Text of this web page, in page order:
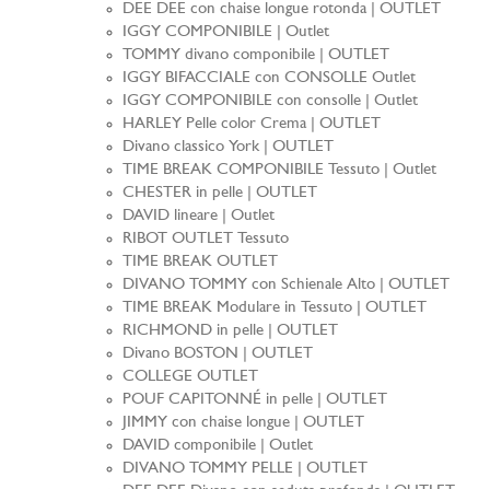
DEE DEE con chaise longue rotonda | OUTLET
IGGY COMPONIBILE | Outlet
TOMMY divano componibile | OUTLET
IGGY BIFACCIALE con CONSOLLE Outlet
IGGY COMPONIBILE con consolle | Outlet
HARLEY Pelle color Crema | OUTLET
Divano classico York | OUTLET
TIME BREAK COMPONIBILE Tessuto | Outlet
CHESTER in pelle | OUTLET
DAVID lineare | Outlet
RIBOT OUTLET Tessuto
TIME BREAK OUTLET
DIVANO TOMMY con Schienale Alto | OUTLET
TIME BREAK Modulare in Tessuto | OUTLET
RICHMOND in pelle | OUTLET
Divano BOSTON | OUTLET
COLLEGE OUTLET
POUF CAPITONNÉ in pelle | OUTLET
JIMMY con chaise longue | OUTLET
DAVID componibile | Outlet
DIVANO TOMMY PELLE | OUTLET